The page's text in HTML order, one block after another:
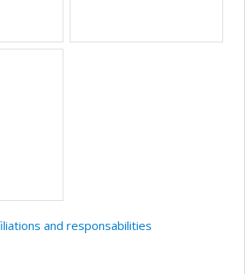
and responsabilities